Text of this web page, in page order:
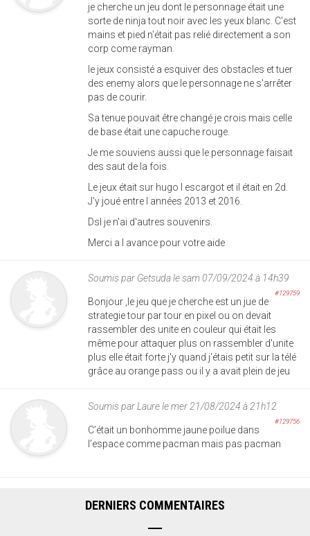
je cherche un jeu dont le personnage était une
sorte de ninja tout noir avec les yeux blanc. C'est
mains et pied n'était pas relié directement a son
corp come rayman.
le jeux consisté a esquiver des obstacles et tuer
des enemy alors que le personnage ne s'arrêter
pas de courir.
Sa tenue pouvait être changé je crois mais celle
de base était une capuche rouge.
Je me souviens aussi que le personnage faisait
des saut de la fois.
Le jeux était sur hugo l escargot et il était en 2d.
J'y joué entre l années 2013 et 2016.
Dsl je n'ai d'autres souvenirs.
Merci a l avance pour votre aide
Soumis par Getsudale sam 07/09/2024 à 14h39
#129759
Bonjour ,le jeu que je cherche est un jue de
strategie tour par tour en pixel ou on devait
rassembler des unite en couleur qui était les
même pour attaquer plus on rassembler d'unite
plus elle était forte j'y quand j'étais petit sur la télé
grâce au orange pass ou il y a avait plein de jeu
Soumis parLaurele mer 21/08/2024 à 21h12
#129756
C’était un bonhomme jaune poilue dans
l’espace comme pacman mais pas pacman
DERNIERS COMMENTAIRES